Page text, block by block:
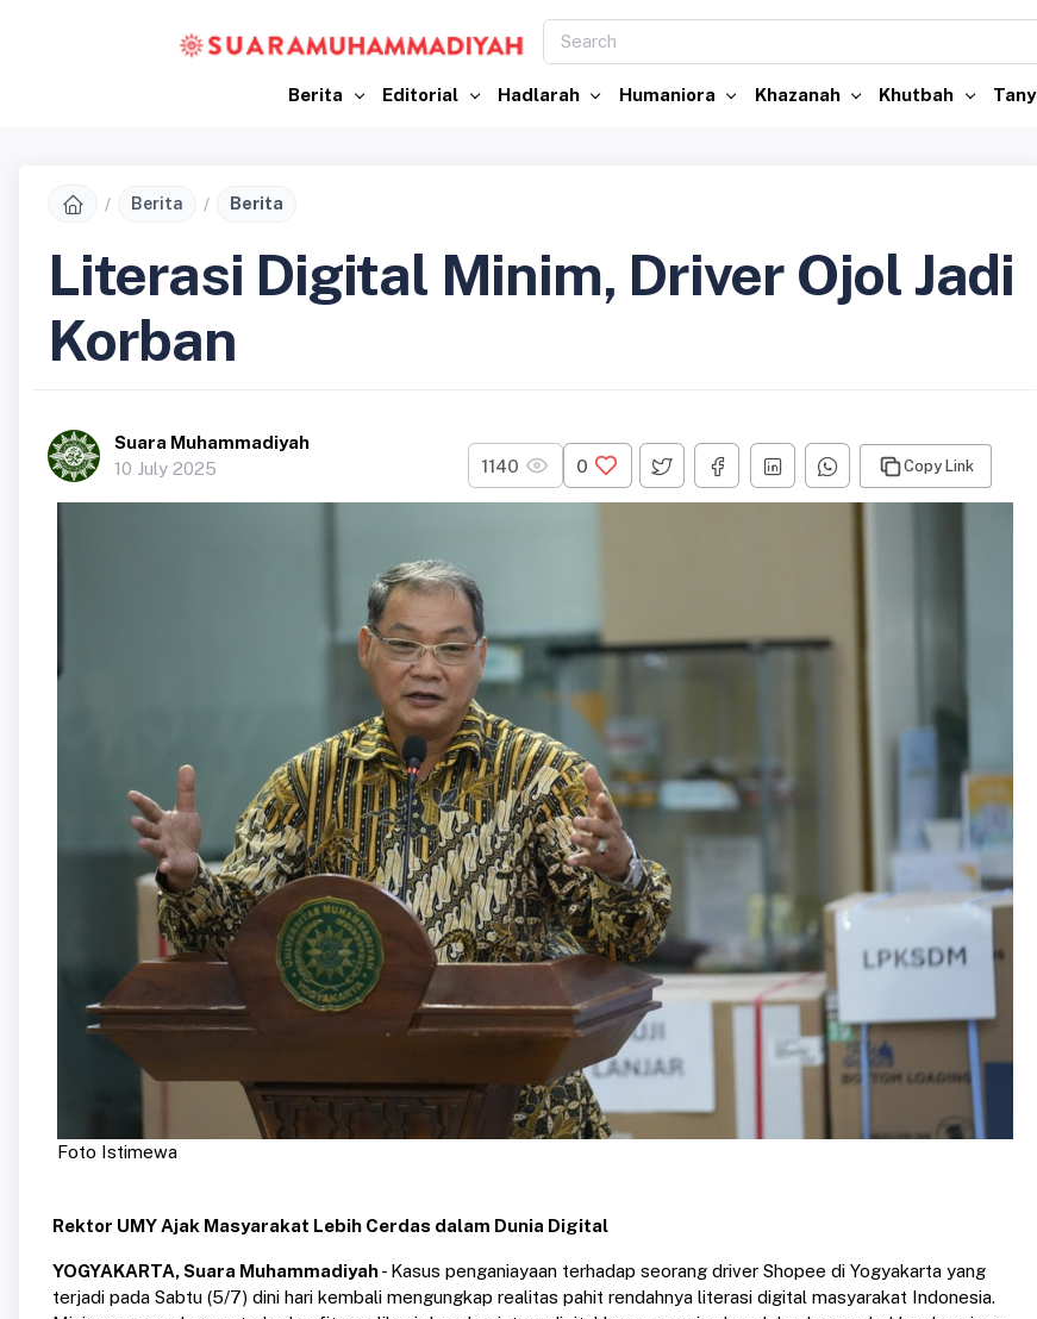
Berita Editorial Hadlarah Humaniora Khazanah Khutbah
Berita Berita
Literasi Digital Minim, Driver Ojol Jadi
Korban
Suara Muhammadiyah
10 July 2025
1140 0 Copy Link
Foto Istimewa
Rektor UMY Ajak Masyarakat Lebih Cerdas dalam Dunia Digital
YOGYAKARTA, Suara Muhammadiyah- Kasus penganiayaan terhadap seorang driver Shopee di Yogyakarta yang
terjadi pada Sabtu (5/7) dini hari kembali mengungkap realitas pahit rendahnya literasi digital masyarakat Indonesia.